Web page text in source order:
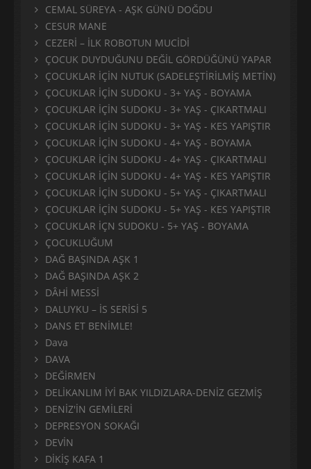
CEMAL SÜREYA - AŞK GÜNÜ DOĞDU
CESUR MANE
CEZERİ – İLK ROBOTUN MUCİDİ
ÇOCUK DUYDUĞUNU DEĞİL GÖRDÜĞÜNÜ YAPAR
ÇOCUKLAR İÇİN NUTUK (SADELEŞTİRİLMİŞ METİN)
ÇOCUKLAR İÇİN SUDOKU - 3+ YAŞ - BOYAMA
ÇOCUKLAR İÇİN SUDOKU - 3+ YAŞ - ÇIKARTMALI
ÇOCUKLAR İÇİN SUDOKU - 3+ YAŞ - KES YAPIŞTIR
ÇOCUKLAR İÇİN SUDOKU - 4+ YAŞ - BOYAMA
ÇOCUKLAR İÇİN SUDOKU - 4+ YAŞ - ÇIKARTMALI
ÇOCUKLAR İÇİN SUDOKU - 4+ YAŞ - KES YAPIŞTIR
ÇOCUKLAR İÇİN SUDOKU - 5+ YAŞ - ÇIKARTMALI
ÇOCUKLAR İÇİN SUDOKU - 5+ YAŞ - KES YAPIŞTIR
ÇOCUKLAR İÇN SUDOKU - 5+ YAŞ - BOYAMA
ÇOCUKLUĞUM
DAĞ BAŞINDA AŞK 1
DAĞ BAŞINDA AŞK 2
DÂHİ MESSİ
DALUYKU – İS SERİSİ 5
DANS ET BENİMLE!
Dava
DAVA
DEĞİRMEN
DELİKANLIM İYİ BAK YILDIZLARA-DENİZ GEZMİŞ
DENİZ'İN GEMİLERİ
DEPRESYON SOKAĞI
DEVİN
DİKİŞ KAFA 1